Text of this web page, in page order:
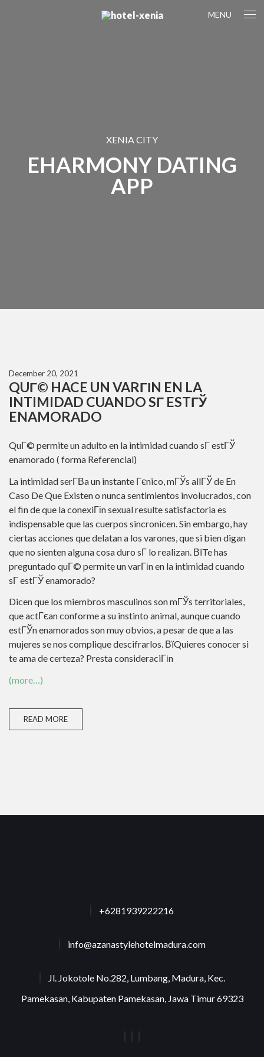
MENU
XENIA CITY
EHARMONY DATING
APP
December 20, 2021
QUГ© HACE UN VARГІN EN LA
INTIMIDAD CUANDO SГ­ ESTГЎ
ENAMORADO
QuГ© permite un adulto en la intimidad cuando sГ­ estГЎ
enamorado ( forma Referencial)
La intimidad serГ­В­a un instante Гєnico, mГЎs allГЎ de En
Caso De Que Existen o nunca sentimientos involucrados, con
el fin de que la conexiГіn sexual resulte satisfactoria es
indispensable que las cuerpos sincronicen. Sin embargo, hay
ciertas acciones que delatan a los varones, que si bien digan
que no sienten alguna cosa duro sГ­ lo realizan. ВїTe has
preguntado quГ© permite un varГіn en la intimidad cuando
sГ­ estГЎ enamorado?
Dicen que los miembros masculinos son mГЎs territoriales,
que actГєan conforme a su instinto animal, aunque cuando
estГЎn enamorados son muy obvios, a pesar de que a las
mujeres se nos complique descifrarlos. ВїQuieres conocer si
te ama de certeza? Presta consideraciГіn
(more…)
READ MORE
+6281939222216
info@azanastylehotelmadura.com
Jl. Jokotole No.282, Lumbang, Madura, Kec.
Pamekasan, Kabupaten Pamekasan, Jawa Timur 69323